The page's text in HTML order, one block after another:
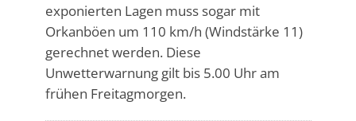
exponierten Lagen muss sogar mit
Orkanböen um 110 km/h (Windstärke 11)
gerechnet werden. Diese
Unwetterwarnung gilt bis 5.00 Uhr am
frühen Freitagmorgen.